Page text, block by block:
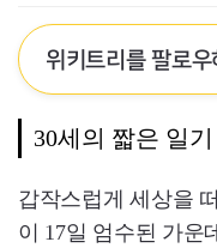
위키트리를 팔로우
30세의 짧은 일
갑작스럽게 세상을
이 17일 엄수된 가운